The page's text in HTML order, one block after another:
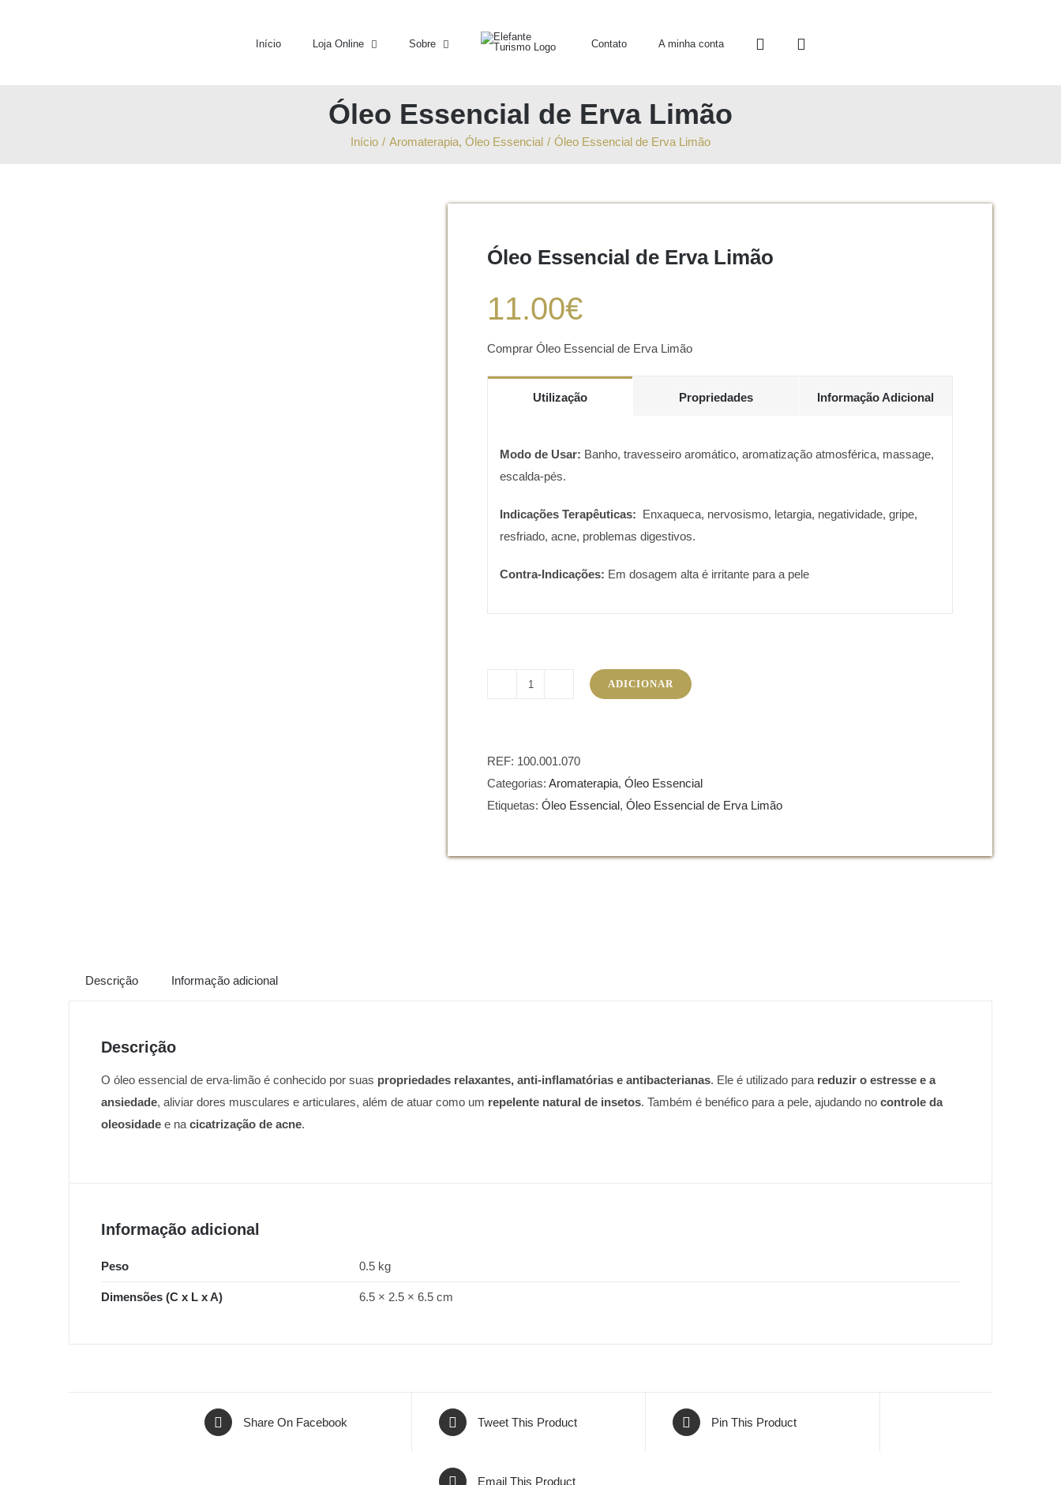
Início Loja Online Sobre Contato A minha conta
Óleo Essencial de Erva Limão
Início / Aromaterapia, Óleo Essencial / Óleo Essencial de Erva Limão
Óleo Essencial de Erva Limão
11.00€
Comprar Óleo Essencial de Erva Limão
Utilização Propriedades Informação Adicional
Modo de Usar: Banho, travesseiro aromático, aromatização atmosférica, massage,
escalda-pés.
Indicações Terapêuticas: Enxaqueca, nervosismo, letargia, negatividade, gripe,
resfriado, acne, problemas digestivos.
Contra-Indicações: Em dosagem alta é irritante para a pele
Essencial
de
Erva
ADICIONAR
REF: 100.001.070
Categorias: Aromaterapia, Óleo Essencial
Etiquetas: Óleo Essencial, Óleo Essencial de Erva Limão
Descrição Informação adicional
Descrição
O óleo essencial de erva-limão é conhecido por suas propriedades relaxantes, anti-inflamatórias e antibacterianas. Ele é utilizado para reduzir o estresse e a
ansiedade, aliviar dores musculares e articulares, além de atuar como um repelente natural de insetos. Também é benéfico para a pele, ajudando no controle da
oleosidade e na cicatrização de acne.
Informação adicional
Peso 0.5 kg
Dimensões (C x L x A) 6.5 × 2.5 × 6.5 cm
Share On Facebook Tweet This Product Pin This Product
Email This Product